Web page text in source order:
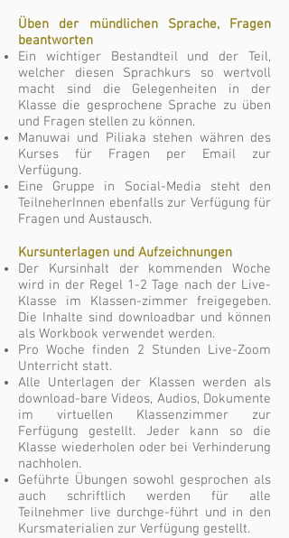
Üben der mündlichen Sprache, Fragen
beantworten
Ein wichtiger Bestandteil und der Teil,
welcher diesen Sprachkurs so wertvoll
macht sind die Gelegenheiten in der
Klasse die gesprochene Sprache zu üben
und Fragen stellen zu können.
Manuwai und Piliaka stehen währen des
Kurses für Fragen per Email zur
Verfügung.
Eine Gruppe in Social-Media steht den
TeilneherInnen ebenfalls zur Verfügung für
Fragen und Austausch.
Kursunterlagen und Aufzeichnungen
Der Kursinhalt der kommenden Woche
wird in der Regel 1-2 Tage nach der Live-
Klasse im Klassen-zimmer freigegeben.
Die Inhalte sind downloadbar und können
als Workbook verwendet werden.
Pro Woche finden 2 Stunden Live-Zoom
Unterricht statt.
Alle Unterlagen der Klassen werden als
download-bare Videos, Audios, Dokumente
im virtuellen Klassenzimmer zur
Ferfügung gestellt. Jeder kann so die
Klasse wiederholen oder bei Verhinderung
nachholen.
Geführte Übungen sowohl gesprochen als
auch schriftlich werden für alle
Teilnehmer live durchge-führt und in den
Kursmaterialien zur Verfügung gestellt.